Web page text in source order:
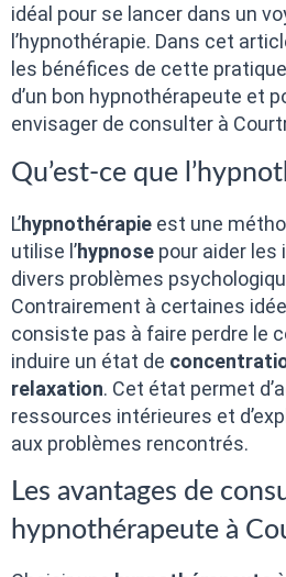
idéal pour se lancer dans un
l’hypnothérapie. Dans cet
les bénéfices de cette
d’un bon hypnothérapeute et
envisager de consulter à
Qu’est-ce que
L’hypnothérapie est une
utilise l’hypnose pour aider les
divers problèmes
Contrairement à certaines
consiste pas à faire perdre le
induire un état de
relaxation. Cet état permet
ressources intérieures et
aux problèmes rencontrés.
Les avantages de
hypnothérapeute à